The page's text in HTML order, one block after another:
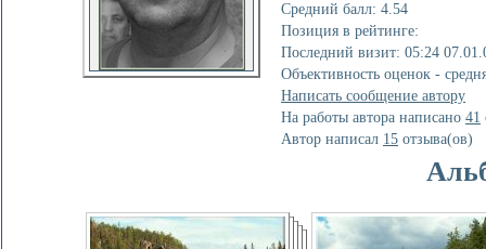
Cредний балл: 4.54
Позиция в рейтинге:
Последний визит: 05:24
Объективность оценок -
Написать сообщение автору
На работы автора написано 41
Автор написал 15 отзывa(ов)